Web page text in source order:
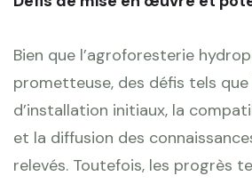
Bien que l’agroforesterie
prometteuse, des défis tels
d’installation initiaux, la
et la diffusion des
relevés. Toutefois, les progrès